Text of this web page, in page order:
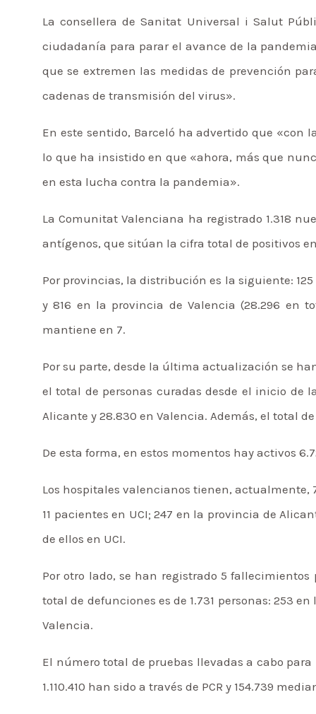
La consellera de Sanitat Universal i Salut
ciudadanía para parar el avance de la
que se extremen las medidas de prevención
cadenas de transmisión del virus».
En este sentido, Barceló ha advertido que «con
lo que ha insistido en que «ahora, más que
en esta lucha contra la pandemia».
La Comunitat Valenciana ha registrado 1.318
antígenos, que sitúan la cifra total de positivos en
Por provincias, la distribución es la siguiente:
y 816 en la provincia de Valencia (28.296 en
mantiene en 7.
Por su parte, desde la última actualización se
el total de personas curadas desde el inicio de
Alicante y 28.830 en Valencia. Además, el total
De esta forma, en estos momentos hay activos
Los hospitales valencianos tienen, actualmente,
11 pacientes en UCI; 247 en la provincia de
de ellos en UCI.
Por otro lado, se han registrado 5
total de defunciones es de 1.731 personas: 253
Valencia.
El número total de pruebas llevadas a cabo
1.110.410 han sido a través de PCR y 154.739